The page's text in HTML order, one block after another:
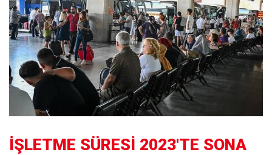
İŞLETME SÜRESİ 2023'TE SONA